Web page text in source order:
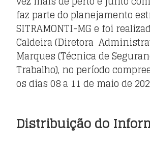
faz parte do planejamento
SITRAMONTI-MG e foi
Caldeira (Diretora
Marques (Técnica de
Trabalho), no período
os dias 08 a 11 de maio de
Distribuição do